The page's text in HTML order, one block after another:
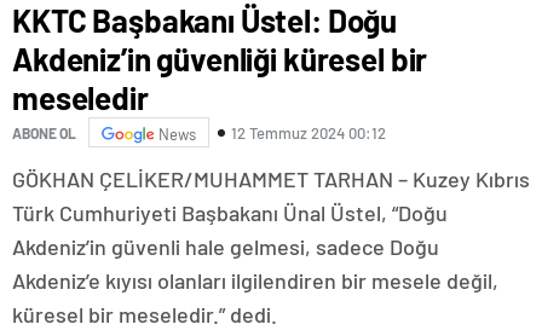
KKTC Başbakanı Üstel: Doğu
Akdeniz’in güvenliği küresel bir
meseledir
ABONE OL News 12 Temmuz 2024 00:12
GÖKHAN ÇELİKER/MUHAMMET TARHAN – Kuzey Kıbrıs
Türk Cumhuriyeti Başbakanı Ünal Üstel, “Doğu
Akdeniz’in güvenli hale gelmesi, sadece Doğu
Akdeniz’e kıyısı olanları ilgilendiren bir mesele değil,
küresel bir meseledir.” dedi.